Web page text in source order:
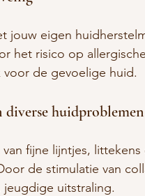
jouw eigen
het risico op
de gevoelige huid.
diverse huidproblemen
fijne lijntjes,
de stimulatie van
jeugdige uitstraling.